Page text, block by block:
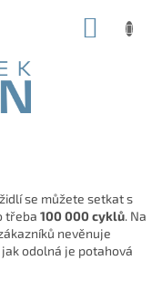
se můžete setkat s
třeba 100 000 cyklů. Na
nevěnuje
odolná je potahová